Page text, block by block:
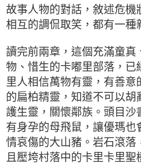
故事人物的對話，敘述危機
相互的調侃取笑，都有一種
讀完前兩章，這個充滿童真
物、惜生的卡嘟里部落，已
里人相信萬物有靈，有善
的扁柏精靈，知道不可以胡
護生靈，關懷鄰族。頭目沙
有身孕的母飛鼠，讓優瑪也
情哀傷的大山豬。岩石滾落
且壓垮村落中的卡里卡里